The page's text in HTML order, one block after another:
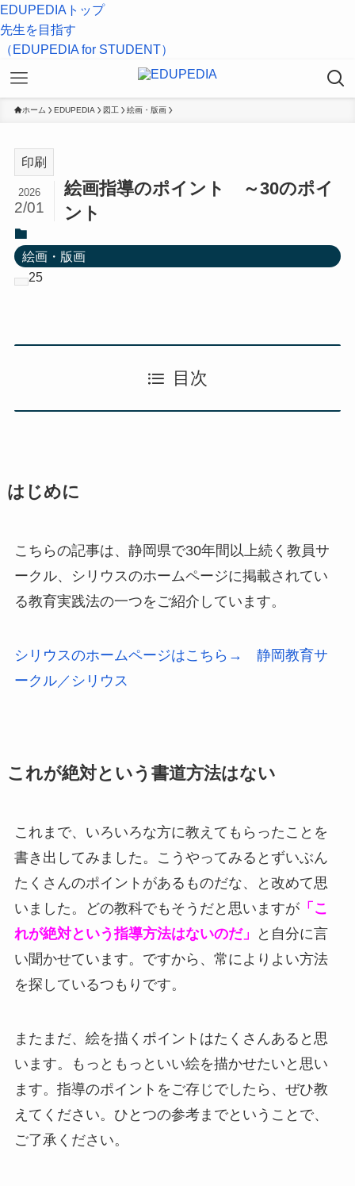
EDUPEDIAトップ
先生を目指す
（EDUPEDIA for STUDENT）
ホーム EDUPEDIA 図工 絵画・版画
印刷
絵画指導のポイント ～30のポイ
ント
2026
2/01
絵画・版画
25
目次
はじめに
こちらの記事は、静岡県で30年間以上続く教員サ
ークル、シリウスのホームページに掲載されてい
る教育実践法の一つをご紹介しています。
シリウスのホームページはこちら→ 静岡教育サ
ークル／シリウス
これが絶対という書道方法はない
これまで、いろいろな方に教えてもらったことを
書き出してみました。こうやってみるとずいぶん
たくさんのポイントがあるものだな、と改めて思
いました。どの教科でもそうだと思いますが「こ
れが絶対という指導方法はないのだ」
と自分に言
い聞かせています。ですから、常によりよい方法
を探しているつもりです。
またまだ、絵を描くポイントはたくさんあると思
います。もっともっといい絵を描かせたいと思い
ます。指導のポイントをご存じでしたら、ぜひ教
えてください。ひとつの参考までということで、
ご了承ください。